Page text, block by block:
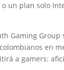
o un plan solo
Gaming
en
a gamers: